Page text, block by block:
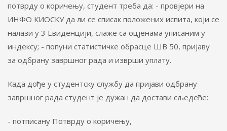
потврду о коричењу, студент треба да: - провјери на
ИНФО КИОСКУ да ли се списак положених испита, који се
налази у 3 Евиденцији, слаже са оцјенама уписаним у
индексу; - попуни статистичке обрасце ШВ 50, пријаву
за одбрану завршног рада и изврши уплату.
Када дође у студентску службу да пријави одбрану
завршног рада студент је дужан да достави сљедеће:
- потписану Потврду о коричењу,